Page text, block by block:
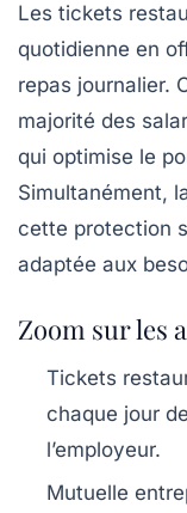
Les tickets
quotidienne en
repas journalier.
majorité des
qui optimise le
Simultanément,
cette protection
adaptée aux
Zoom sur les
Tickets
chaque jour
l’employeur.
Mutuelle